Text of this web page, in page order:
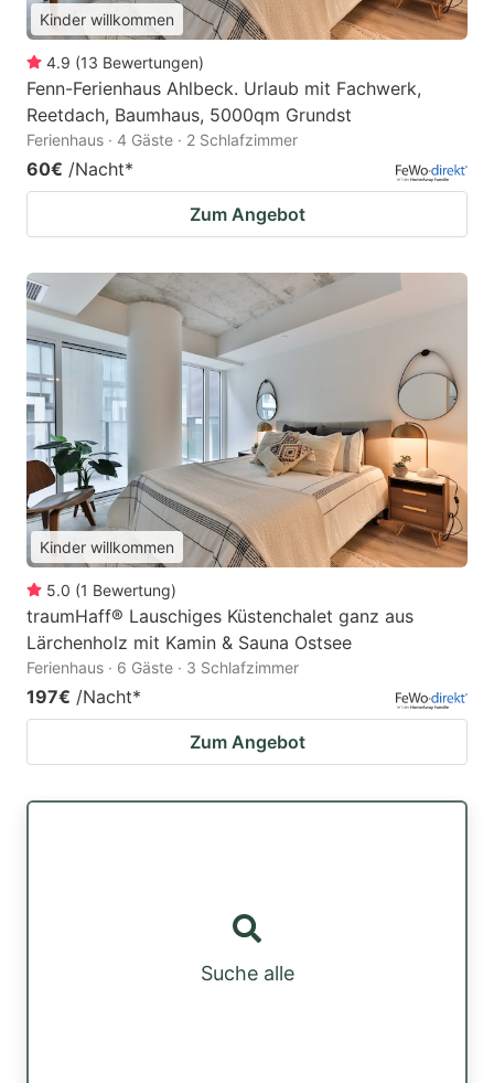
Kinder willkommen
4.9 (13 Bewertungen)
Fenn-Ferienhaus Ahlbeck. Urlaub mit Fachwerk,
Reetdach, Baumhaus, 5000qm Grundst
Ferienhaus · 4 Gäste · 2 Schlafzimmer
60€ /Nacht*
Zum Angebot
Kinder willkommen
5.0 (1 Bewertung)
traumHaff® Lauschiges Küstenchalet ganz aus
Lärchenholz mit Kamin & Sauna Ostsee
Ferienhaus · 6 Gäste · 3 Schlafzimmer
197€ /Nacht*
Zum Angebot
Suche alle